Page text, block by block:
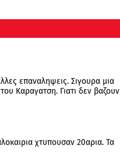
επαναληψεις. Σιγουρα μια
Καραγατση. Γιατι δεν βαζουν
χτυπουσαν 20αρια. Τα